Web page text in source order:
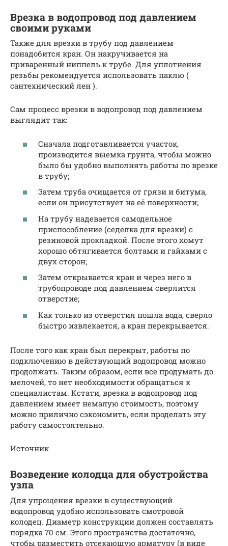
Врезка в водопровод под давлением
своими руками
Также для врезки в трубу под давлением
понадобится кран. Он накручивается на
приваренный ниппель к трубе. Для уплотнения
резьбы рекомендуется использовать паклю (
сантехнический лен ).
Сам процесс врезки в водопровод под давлением
выглядит так:
Сначала подготавливается участок,
производится выемка грунта, чтобы можно
было бы удобно выполнять работы по врезке
в трубу;
Затем труба очищается от грязи и битума,
если он присутствует на её поверхности;
На трубу надевается самодельное
приспособление (седелка для врезки) с
резиновой прокладкой. После этого хомут
хорошо обтягивается болтами и гайками с
двух сторон;
Затем открывается кран и через него в
трубопроводе под давлением сверлится
отверстие;
Как только из отверстия пошла вода, сверло
быстро извлекается, а кран перекрывается.
После того как кран был перекрыт, работы по
подключению в действующий водопровод можно
продолжать. Таким образом, если все продумать до
мелочей, то нет необходимости обращаться к
специалистам. Кстати, врезка в водопровод под
давлением имеет немалую стоимость, поэтому
можно прилично сэкономить, если проделать эту
работу самостоятельно.
Источник
Возведение колодца для обустройства
узла
Для упрощения врезки в существующий
водопровод удобно использовать смотровой
колодец. Диаметр конструкции должен составлять
порядка 70 см. Этого пространства достаточно,
чтобы разместить отсекающую арматуру (в виде